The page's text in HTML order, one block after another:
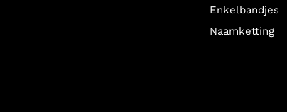
Vandaag besteld, morgen in huis!*
Wanneer je op werkdagen besteld, kun je vaak al de
Enkelbandjes
Naamketting